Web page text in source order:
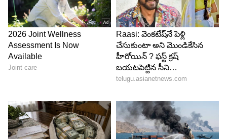
4):
శుభవార్తలు వింటారు.ఇంటా బయట ప్రోత్సాహం
లభిస్తుంది.వృత్తి, వ్యాపారాల యందు లాభం.కీలక